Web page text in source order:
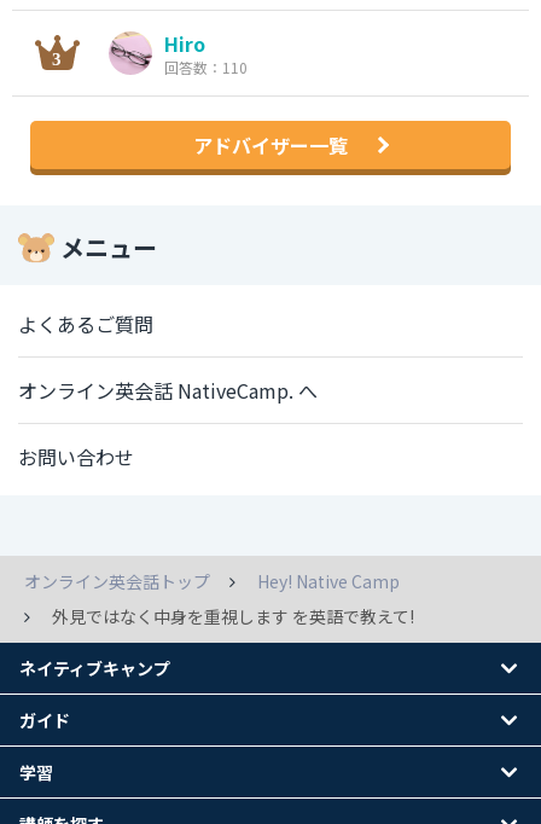
Hiro
回答数：110
アドバイザー一覧
メニュー
よくあるご質問
オンライン英会話 NativeCamp. へ
お問い合わせ
オンライン英会話トップ
Hey! Native Camp
外見ではなく中身を重視します を英語で教えて!
ネイティブキャンプ
ガイド
学習